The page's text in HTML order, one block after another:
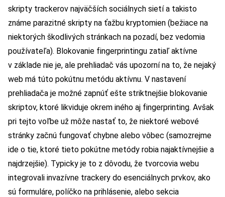
skripty trackerov najväčších sociálnych sietí a takisto
známe parazitné skripty na ťažbu kryptomien (bežiace na
niektorých škodlivých stránkach na pozadí, bez vedomia
používateľa). Blokovanie fingerprintingu zatiaľ aktívne
v základe nie je, ale prehliadač vás upozorní na to, že nejaký
web má túto pokútnu metódu aktívnu. V nastavení
prehliadača je možné zapnúť ešte striktnejšie blokovanie
skriptov, ktoré likviduje okrem iného aj fingerprinting. Avšak
pri tejto voľbe už môže nastať to, že niektoré webové
stránky začnú fungovať chybne alebo vôbec (samozrejme
ide o tie, ktoré tieto pokútne metódy robia najaktívnejšie a
najdrzejšie). Typicky je to z dôvodu, že tvorcovia webu
integrovali invazívne trackery do esenciálnych prvkov, ako
sú formuláre, políčko na prihlásenie, alebo sekcia